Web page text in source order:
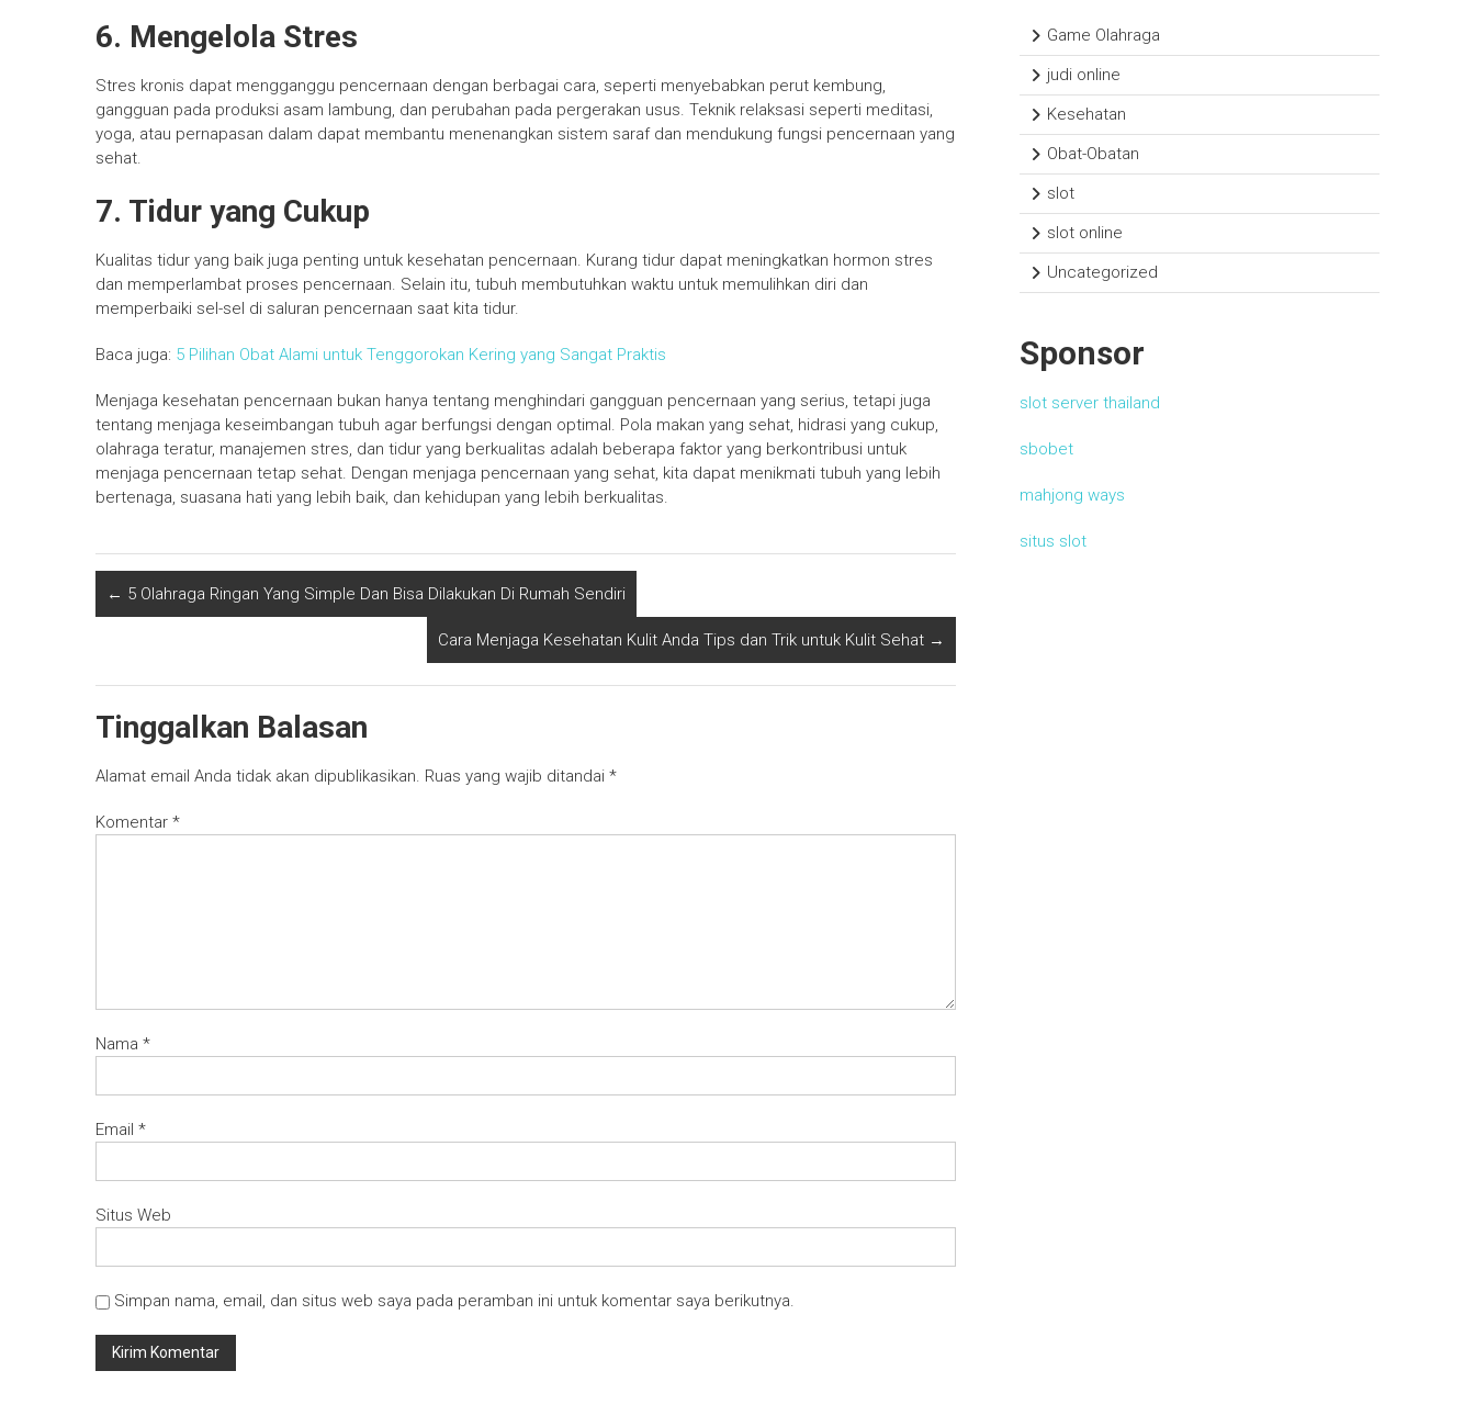
6. Mengelola Stres
Stres kronis dapat mengganggu pencernaan dengan berbagai cara, seperti menyebabkan perut kembung,
gangguan pada produksi asam lambung, dan perubahan pada pergerakan usus. Teknik relaksasi seperti meditasi,
yoga, atau pernapasan dalam dapat membantu menenangkan sistem saraf dan mendukung fungsi pencernaan yang
sehat.
7. Tidur yang Cukup
Kualitas tidur yang baik juga penting untuk kesehatan pencernaan. Kurang tidur dapat meningkatkan hormon stres
dan memperlambat proses pencernaan. Selain itu, tubuh membutuhkan waktu untuk memulihkan diri dan
memperbaiki sel-sel di saluran pencernaan saat kita tidur.
Baca juga: 5 Pilihan Obat Alami untuk Tenggorokan Kering yang Sangat Praktis
Menjaga kesehatan pencernaan bukan hanya tentang menghindari gangguan pencernaan yang serius, tetapi juga
tentang menjaga keseimbangan tubuh agar berfungsi dengan optimal. Pola makan yang sehat, hidrasi yang cukup,
olahraga teratur, manajemen stres, dan tidur yang berkualitas adalah beberapa faktor yang berkontribusi untuk
menjaga pencernaan tetap sehat. Dengan menjaga pencernaan yang sehat, kita dapat menikmati tubuh yang lebih
bertenaga, suasana hati yang lebih baik, dan kehidupan yang lebih berkualitas.
← 5 Olahraga Ringan Yang Simple Dan Bisa Dilakukan Di Rumah Sendiri
Cara Menjaga Kesehatan Kulit Anda Tips dan Trik untuk Kulit Sehat →
Tinggalkan Balasan
Alamat email Anda tidak akan dipublikasikan. Ruas yang wajib ditandai *
Komentar *
Nama *
Email *
Situs Web
Simpan nama, email, dan situs web saya pada peramban ini untuk komentar saya berikutnya.
Game Olahraga
judi online
Kesehatan
Obat-Obatan
slot
slot online
Uncategorized
Sponsor
slot server thailand
sbobet
mahjong ways
situs slot